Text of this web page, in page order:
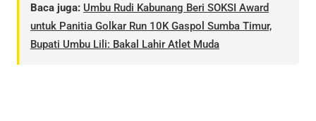
Baca juga: Umbu Rudi Kabunang Beri SOKSI Award
untuk Panitia Golkar Run 10K Gaspol Sumba Timur,
Bupati Umbu Lili: Bakal Lahir Atlet Muda